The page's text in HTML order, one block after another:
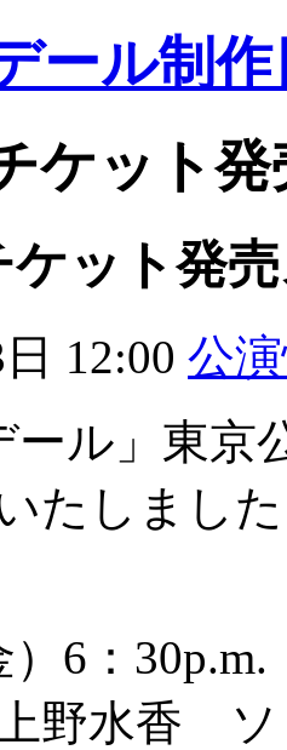
ール制作
ケット
ケット発
12:00 公
ール」東
たしまし
）6：
上野水香